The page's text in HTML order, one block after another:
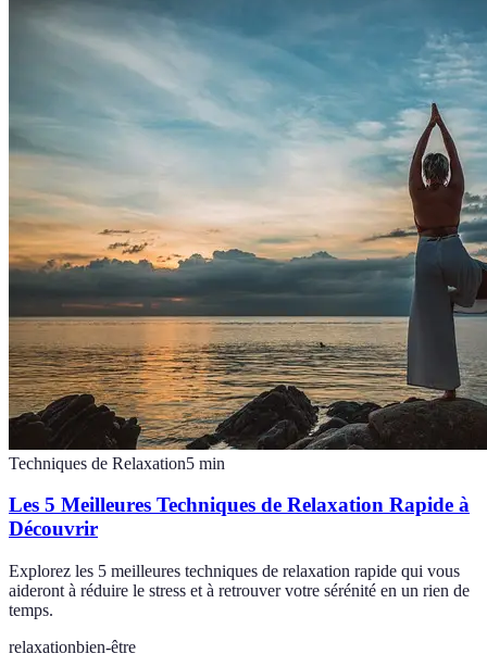
Techniques de Relaxation5 min
Les 5 Meilleures Techniques de Relaxation Rapide à
Découvrir
Explorez les 5 meilleures techniques de relaxation rapide qui vous
aideront à réduire le stress et à retrouver votre sérénité en un rien de
temps.
relaxationbien-être